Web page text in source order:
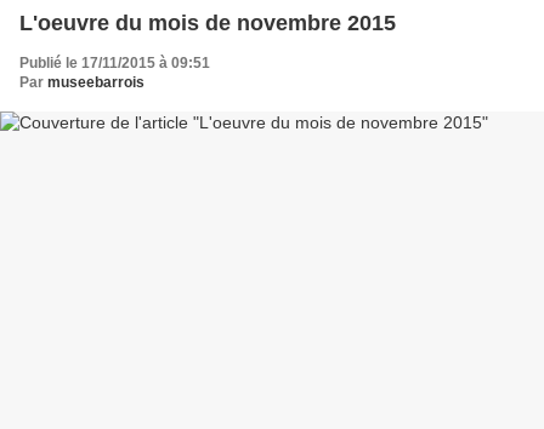
L'oeuvre du mois de novembre 2015
Publié le 17/11/2015 à 09:51
Par museebarrois